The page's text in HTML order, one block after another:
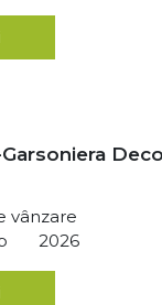
vânzare
2026